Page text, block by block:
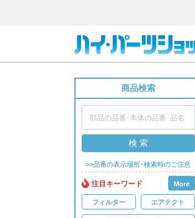
商品検索
検 索
>>品番の表示場所･検索時のご注意
注目キーワード More
フィルター エアテクト